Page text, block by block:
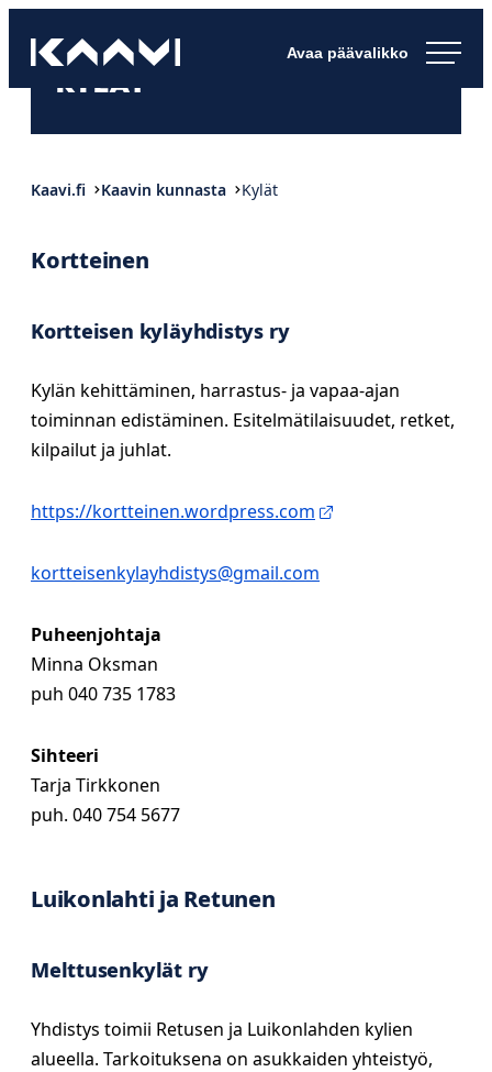
suoraan
sisältöön
Kaavin kunta
KYLÄT
Kaavi.fi Kaavin kunnasta Kylät
Kortteinen
Kortteisen kyläyhdistys ry
Kylän kehittäminen, harrastus- ja vapaa-ajan
toiminnan edistäminen. Esitelmätilaisuudet, retket,
kilpailut ja juhlat.
https://kortteinen.wordpress.com
kortteisenkylayhdistys@gmail.com
Puheenjohtaja
Minna Oksman
puh 040 735 1783
Sihteeri
Tarja Tirkkonen
puh. 040 754 5677
Luikonlahti ja Retunen
Melttusenkylät ry
Yhdistys toimii Retusen ja Luikonlahden kylien
alueella. Tarkoituksena on asukkaiden yhteistyö,